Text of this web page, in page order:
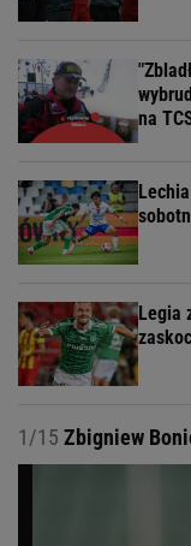
na
Legia
1/15 Zbigniew